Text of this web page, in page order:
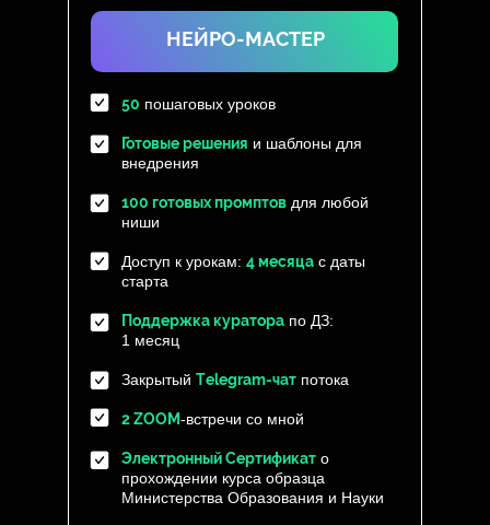
НЕЙРО-МАСТЕР
50 пошаговых уроков
Готовые решения и шаблоны для
внедрения
100 готовых промптов для любой
ниши
Доступ к урокам: 4 месяца с даты
старта
Поддержка куратора по ДЗ:
1 месяц
Закрытый Тelegram-чат потока
2 ZOOM-встречи со мной
Электронный Сертификат о
прохождении курса образца
Министерства Образования и Науки